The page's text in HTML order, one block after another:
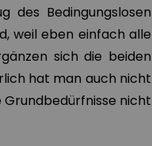
des Bedingungslosen
weil eben einfach alle
sich die beiden
hat man auch nicht
Grundbedürfnisse nicht